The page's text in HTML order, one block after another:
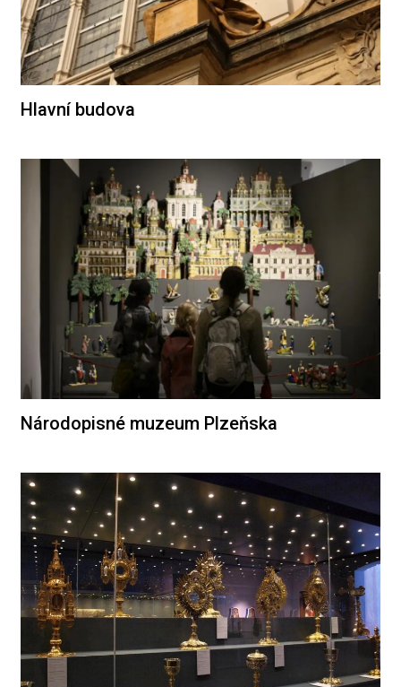
Hlavní budova
Národopisné muzeum Plzeňska